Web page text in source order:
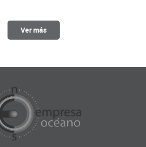
Ver más